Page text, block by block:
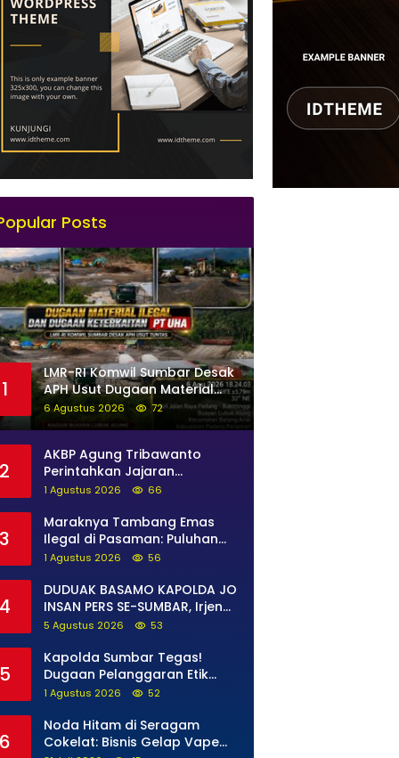
Posts
1
LMR-RI Komwil Sumbar Desak
APH Usut Dugaan Material
Ilegal di Batang Anai, Dugaan
Keterkaitan PT UHA Diminta
6 Agustus 2026 72
2
AKBP Agung Tribawanto
Perintahkan Jajaran
Persempit Ruang Gerak
Barat
1 Agustus 2026 66
3
Maraknya Tambang Emas
Ilegal di Pasaman: Puluhan
Unit Excavator Merusak Alam,
Lolo
1 Agustus 2026 56
4
DUDUAK BASAMO KAPOLDA JO
INSAN PERS SE-SUMBAR, Irjen
Pol. Djati Wiyoto Abadhy
bagi Pelanggar Hukum di
Internal Polri
5 Agustus 2026 53
5
Kapolda Sumbar Tegas!
Dugaan Pelanggaran Etik
Anggota Diproses Tanpa
AKBP F Dipercepat
1 Agustus 2026 52
6
Noda Hitam di Seragam
Cokelat: Bisnis Gelap Vape